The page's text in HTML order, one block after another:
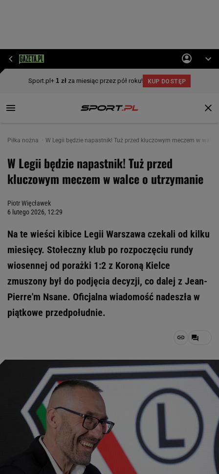
Piłka nożna W Legii będzie napastnik! Tuż przed kluczowym meczem w
W Legii będzie napastnik! Tuż przed
kluczowym meczem w walce o utrzymanie
Piotr Więcławek
6 lutego 2026, 12:29
Na te wieści kibice Legii Warszawa czekali od kilku
miesięcy. Stołeczny klub po rozpoczęciu rundy
wiosennej od porażki 1:2 z Koroną Kielce
zmuszony był do podjęcia decyzji, co dalej z Jean-
Pierre'm Nsane. Oficjalna wiadomość nadeszła w
piątkowe przedpołudnie.